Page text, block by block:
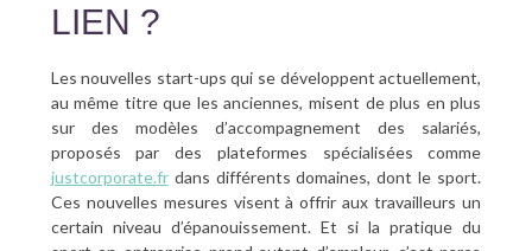
LIEN ?
Les nouvelles start-ups qui se développent actuellement,
au même titre que les anciennes, misent de plus en plus
sur des modèles d’accompagnement des salariés,
proposés par des plateformes spécialisées comme
justcorporate.frdans différents domaines, dont le sport.
Ces nouvelles mesures visent à offrir aux travailleurs un
certain niveau d’épanouissement. Et si la pratique du